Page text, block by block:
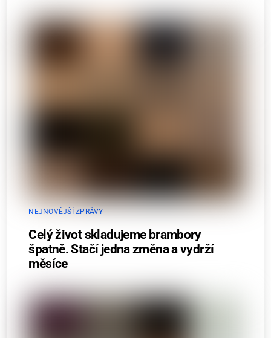
NEJNOVĚJŠÍ ZPRÁVY
Celý život skladujeme brambory
špatně. Stačí jedna změna a vydrží
měsíce